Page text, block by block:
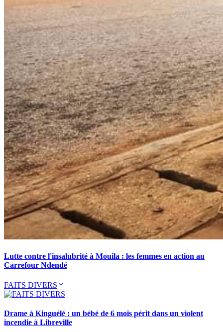
Lutte contre l'insalubrité à Mouila : les femmes en action au
Carrefour Ndendé
FAITS DIVERS
Drame à Kinguélé : un bébé de 6 mois périt dans un violent
incendie à Libreville